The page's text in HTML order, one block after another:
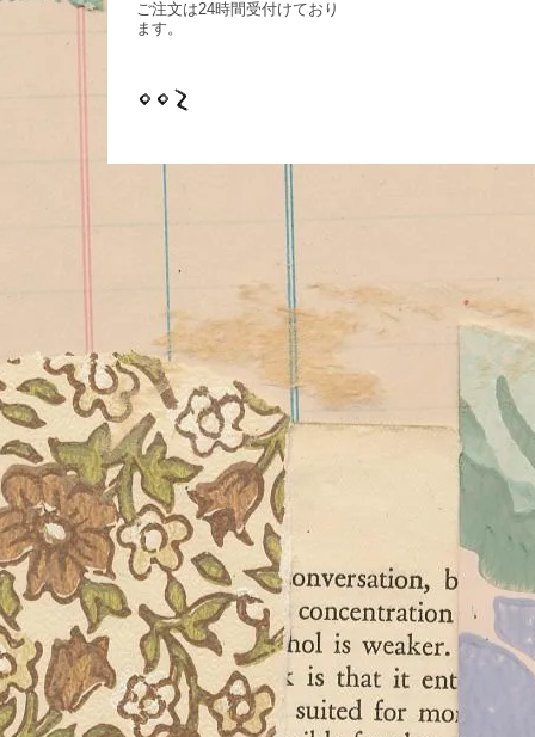
ご注文は24時間受付けており
ます。